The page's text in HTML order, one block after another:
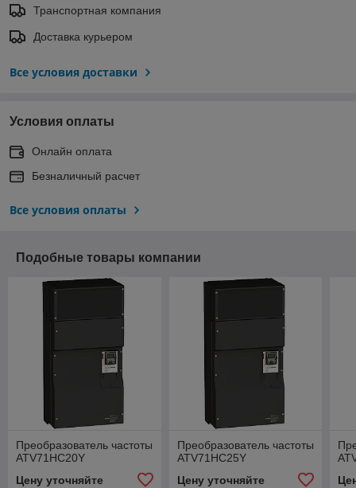
Транспортная компания
Доставка курьером
Все условия доставки
Условия оплаты
Онлайн оплата
Безналичный расчет
Все условия оплаты
Подобные товары компании
Преобразователь частоты
ATV71HC20Y
Цену уточняйте
Преобразователь частоты
ATV71HC25Y
Цену уточняйте